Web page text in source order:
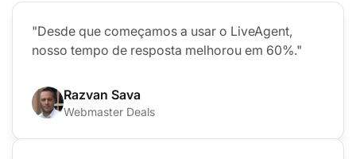
"Desde que começamos a usar o LiveAgent,
nosso tempo de resposta melhorou em 60%."
Razvan Sava
Webmaster Deals